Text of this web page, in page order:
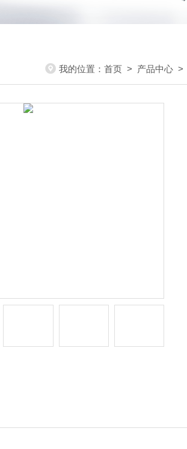
我的位置： 首页 > 产品中心 >